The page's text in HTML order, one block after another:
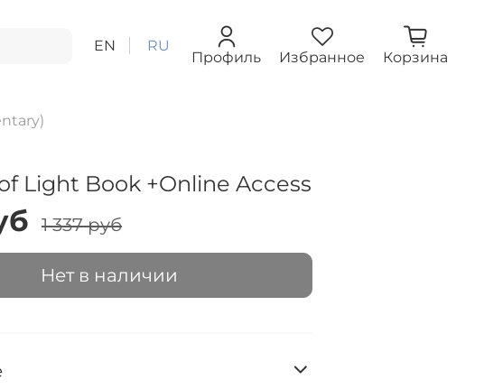
EN RU
Профиль Избранное Корзина
Light Book +Online Access
1 337 руб
Нет в наличии